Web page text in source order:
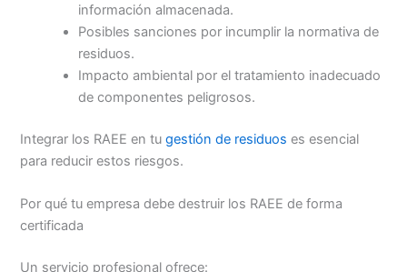
información almacenada.
Posibles sanciones por incumplir la normativa de
residuos.
Impacto ambiental por el tratamiento inadecuado
de componentes peligrosos.
Integrar los RAEE en tugestión de residuos es esencial
para reducir estos riesgos.
Por qué tu empresa debe destruir los RAEE de forma
certificada
Un servicio profesional ofrece: